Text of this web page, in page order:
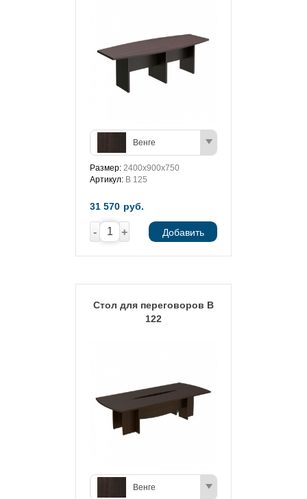
Венге
Размер: 2400x900x750
Артикул: В 125
31 570 руб.
- + Добавить
Стол для переговоров В
122
Венге